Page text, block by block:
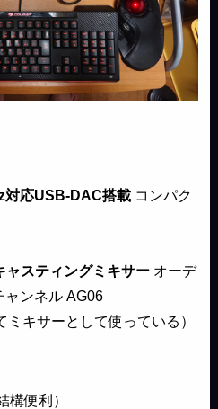
対応USB-DAC搭載 コンパク
ャスティングミキサー オーデ
ャンネル AG06
ミキサーとして使っている）
構便利）